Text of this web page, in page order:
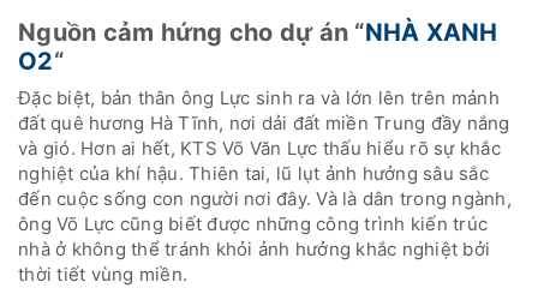
Nguồn cảm hứng cho dự án “NHÀ XANH
O2“
Đặc biệt, bản thân ông Lực sinh ra và lớn lên trên mảnh
đất quê hương Hà Tĩnh, nơi dải đất miền Trung đầy nắng
và gió. Hơn ai hết, KTS Võ Văn Lực thấu hiểu rõ sự khắc
nghiệt của khí hậu. Thiên tai, lũ lụt ảnh hưởng sâu sắc
đến cuộc sống con người nơi đây. Và là dân trong ngành,
ông Võ Lực cũng biết được những công trình kiến trúc
nhà ở không thể tránh khỏi ảnh hưởng khắc nghiệt bởi
thời tiết vùng miền.